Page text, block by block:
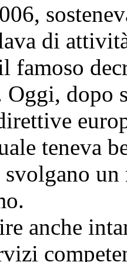
di
famoso
Oggi, dopo
teneva
anche